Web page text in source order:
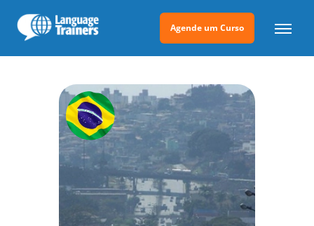
Agende um Curso